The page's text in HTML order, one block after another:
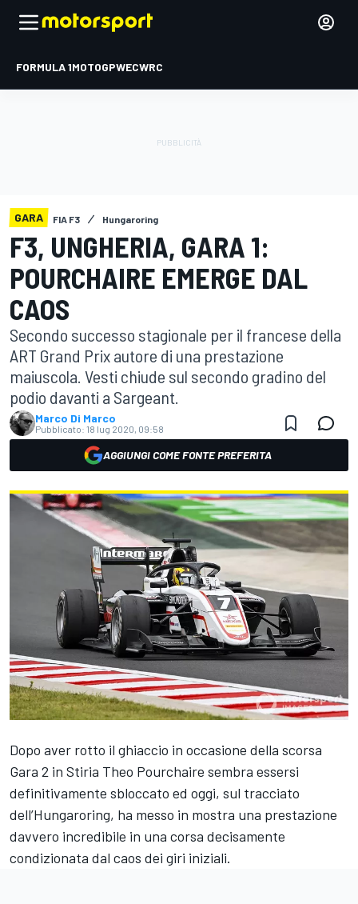
FORMULA 1MOTOGPWECWRC
GARA FIA F3 Hungaroring
F3, UNGHERIA, GARA 1:
POURCHAIRE EMERGE DAL
CAOS
Secondo successo stagionale per il francese della
ART Grand Prix autore di una prestazione
maiuscola. Vesti chiude sul secondo gradino del
podio davanti a Sargeant.
Marco Di Marco
Pubblicato: 18 lug 2020, 09:58
AGGIUNGI COME FONTE PREFERITA
Dopo aver rotto il ghiaccio in occasione della scorsa
Gara 2 in Stiria Theo Pourchaire sembra essersi
definitivamente sbloccato ed oggi, sul tracciato
dell’Hungaroring, ha messo in mostra una prestazione
davvero incredibile in una corsa decisamente
condizionata dal caos dei giri iniziali.